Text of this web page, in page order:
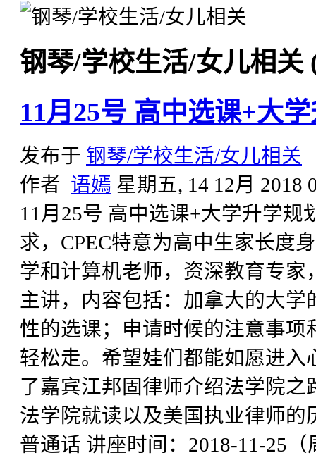
钢琴/学校生活/女儿相关
11月25号 高中选课+大
发布于 钢琴/学校生活/女儿相关
作者 语嫣 星期五, 14 12月 2018
11月25号 高中选课+大学升学
求，CPEC特意为高中生家长度
学和计算机老师，资深教育专
主讲，内容包括：加拿大的大
性的选课；申请时候的注意事
轻松走。希望娃们都能如愿进
了嘉宾江邦固律师介绍法学院之
法学院就读以及美国执业律师的
普通话 讲座时间：2018-11-25